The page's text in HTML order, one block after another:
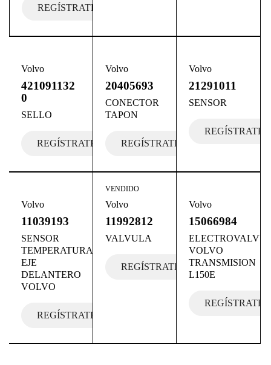
REGÍSTRATE
Volvo
421091132
0
SELLO
REGÍSTRATE
Volvo
20405693
CONECTOR
TAPON
REGÍSTRATE
Volvo
21291011
SENSOR
REGÍSTRATE
Volvo
11039193
SENSOR
TEMPERATURA
EJE
DELANTERO
VOLVO
REGÍSTRATE
VENDIDO
Volvo
11992812
VALVULA
REGÍSTRATE
Volvo
15066984
VOLVO
TRANSMISION
L150E
REGÍSTRATE